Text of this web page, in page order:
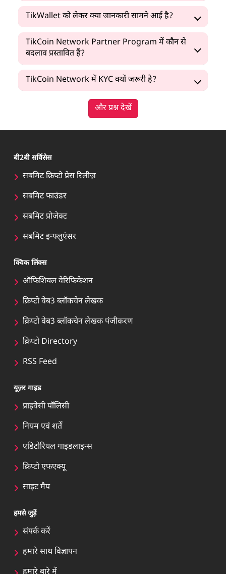
TikWallet को लेकर क्या जानकारी सामने आई है?
TikCoin Network Partner Program में कौन से
बदलाव प्रस्तावित हैं?
TikCoin Network में KYC क्यों जरूरी है?
और प्रश्न देखें
बी2बी सर्विसेस
सबमिट क्रिप्टो प्रेस रिलीज़
सबमिट फाउंडर
सबमिट प्रोजेक्ट
सबमिट इन्फ्लुएंसर
क्विक लिंक्स
ऑफिशियल वेरिफिकेशन
क्रिप्टो वेब3 ब्लॉकचेन लेखक
क्रिप्टो वेब3 ब्लॉकचेन लेखक पंजीकरण
क्रिप्टो Directory
RSS Feed
यूज़र गाइड
प्राइवेसी पॉलिसी
नियम एवं शर्तें
एडिटोरियल गाइडलाइन्स
क्रिप्टो एफएक्यू
साइट मैप
हमसे जुड़ें
संपर्क करें
हमारे साथ विज्ञापन